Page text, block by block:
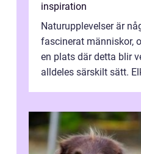
inspiration
Naturupplevelser är
fascinerat människor,
en plats där detta blir
alldeles särskilt sätt.